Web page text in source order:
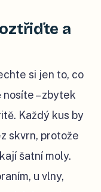
a
si jen to, co
– zbytek
Každý kus by
skvrn, protože
šatní moly.
u vlny,